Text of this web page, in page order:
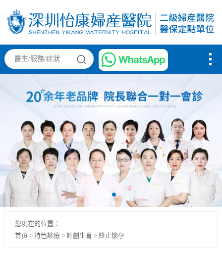
您現在的位置：
首页 > 特色診療> 計劃生育> 終止懷孕